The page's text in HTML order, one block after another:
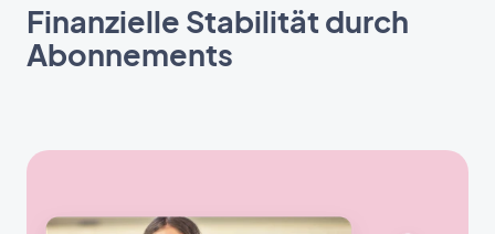
Finanzielle Stabilität durch
Abonnements